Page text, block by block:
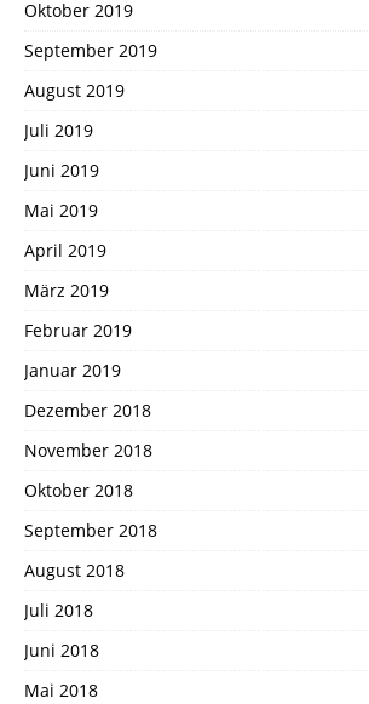
Oktober 2019
September 2019
August 2019
Juli 2019
Juni 2019
Mai 2019
April 2019
März 2019
Februar 2019
Januar 2019
Dezember 2018
November 2018
Oktober 2018
September 2018
August 2018
Juli 2018
Juni 2018
Mai 2018